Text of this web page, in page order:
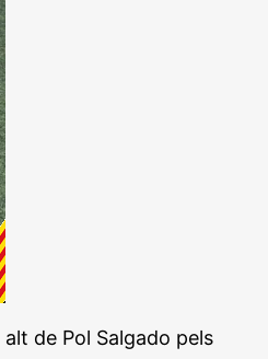
de Pol Salgado pels